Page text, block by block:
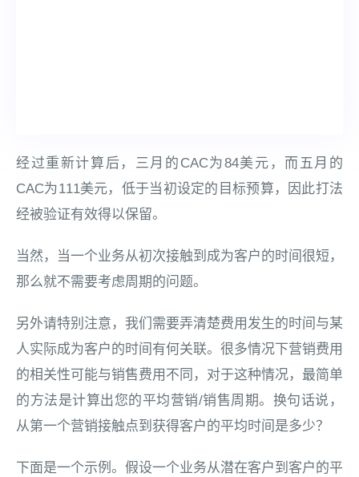
经过重新计算后，三月的CAC为84美元，而五月的
CAC为111美元，低于当初设定的目标预算，因此打法
经被验证有效得以保留。
当然，当一个业务从初次接触到成为客户的时间很短，
那么就不需要考虑周期的问题。
另外请特别注意，我们需要弄清楚费用发生的时间与某
人实际成为客户的时间有何关联。很多情况下营销费用
的相关性可能与销售费用不同，对于这种情况，最简单
的方法是计算出您的平均营销/销售周期。换句话说，
从第一个营销接触点到获得客户的平均时间是多少？
下面是一个示例。假设一个业务从潜在客户到客户的平